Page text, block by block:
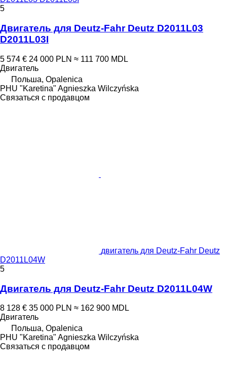
5
Двигатель для Deutz-Fahr Deutz D2011L03
D2011L03I
5 574 € 24 000 PLN ≈ 111 700 MDL
Двигатель
Польша, Opalenica
PHU "Karetina" Agnieszka Wilczyńska
Связаться с продавцом
двигатель для Deutz-Fahr Deutz
D2011L04W
5
Двигатель для Deutz-Fahr Deutz D2011L04W
8 128 € 35 000 PLN ≈ 162 900 MDL
Двигатель
Польша, Opalenica
PHU "Karetina" Agnieszka Wilczyńska
Связаться с продавцом